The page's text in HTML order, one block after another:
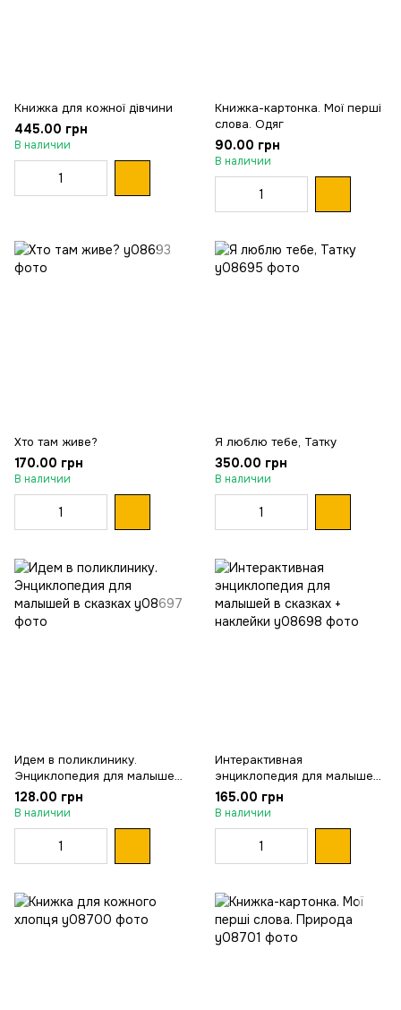
Книжка для кожної дівчини
445.00 грн
В наличии
Книжка-картонка. Мої перші
слова. Одяг
90.00 грн
В наличии
Хто там живе?
170.00 грн
В наличии
Я люблю тебе, Татку
350.00 грн
В наличии
Идем в поликлинику.
Энциклопедия для малышей
в сказках
128.00 грн
В наличии
Интерактивная
энциклопедия для малышей
в сказках + наклейки
165.00 грн
В наличии